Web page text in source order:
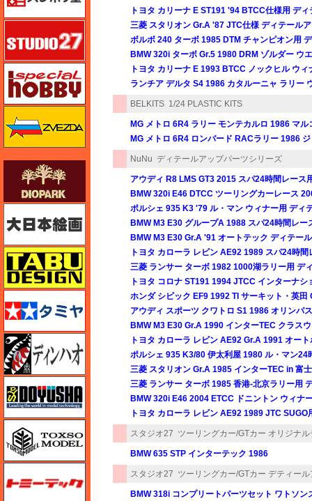
トヨタ カリーナ E ST191 '94 BTCC仕様用 デ
三菱 スタリオン Gr.A '87 JTC仕様 ディテール
ボルボ 240 ターボ 1985 DTM チャンピオン用
BMW 320i ターボ Gr.5 1980 DRM ゾルダー ウ
トヨタ カリーナ E 1993 BTCC ノックヒル ウ
ランチア デルタ S4 1986 カタルーニャ ラリー
BELKITS 1/24 PLASTIC KITS
MG メトロ 6R4 ラリー モンテカルロ 1986 マ
MG メトロ 6R4 ロンバード RACラリー 1986
NuNu ディテールアップパーツシリーズ
アウディ R8 LMS GT3 2015 スパ24時間レース
BMW 320i E46 DTCC ツーリングカーレース
ポルシェ 935 K3 '79 ル・マン ウィナー用 ディ
BMW M3 E30 グループA 1988 スパ24時間レー
BMW M3 E30 Gr.A '91 オートテック ディテー
トヨタ カローラ レビン AE92 1989 スパ24時
三菱 ランサー ターボ 1982 1000湖ラリー用 デ
トヨタ コロナ ST191 1994 JTCC インターナ
ホンダ シビック EF9 1992 TI サーキット・英
アウディ スポーツ クワトロ S1 1986 オリンパ
BMW M3 E30 Gr.A 1990 インターTEC クラス
トヨタ カローラ レビン AE92 Gr.A 1991 オー
ポルシェ 935 K3/80 伊太利屋 1980 ル・マン24
三菱 スタリオン Gr.A 1985 インターTEC in 富
三菱 ランサー ターボ 1985 香港-北京ラリー用
BMW 320i E46 2004 ETCC ドニントン ウィナ
トヨタ カローラ レビン AE92 1989 JTC
スタジオ27 ツーリングカー/GTカー オリジナ
BMW 635 STP インターテック 1986
スタジオ27 ツーリングカー/GTカー デティー
BMW 318i コンプリートパーツセット ワトソン
スタジオ27・タブデザイン
スペシャルホビー
ズベズダ（Zvezda）
ダイオパーク（diopark）
タブデザイン・スタジオ27
ディン・ハオ
トキソモデル（toxso_model）